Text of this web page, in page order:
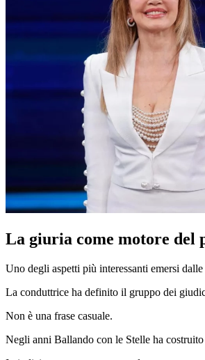
La giuria come motore del
Uno degli aspetti più interessanti emersi
La conduttrice ha definito il gruppo dei
Non è una frase casuale.
Negli anni Ballando con le Stelle ha